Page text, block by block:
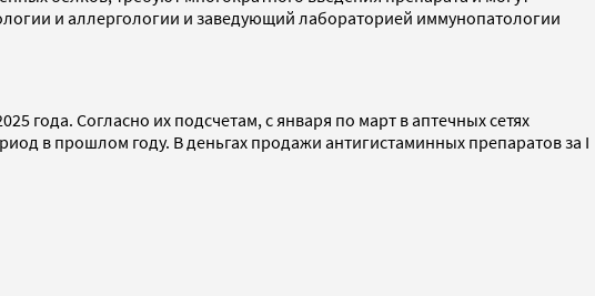
и аллергологии и заведующий лабораторией иммунопатологии
года. Согласно их подсчетам, с января по март в аптечных сетях
в прошлом году. В деньгах продажи антигистаминных препаратов за I